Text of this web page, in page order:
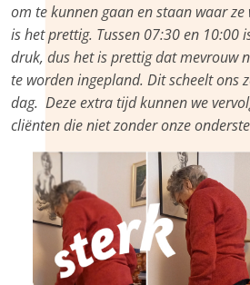
om te kunnen gaan en staan waar
is het prettig. Tussen 07:30 en 10:00
druk, dus het is prettig dat mevrouw
te worden ingepland. Dit scheelt ons
dag. Deze extra tijd kunnen we
cliënten die niet zonder onze